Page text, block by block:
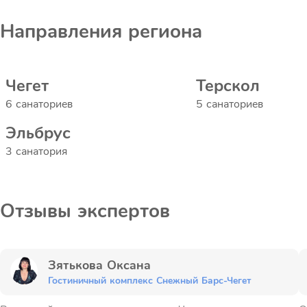
Направления региона
Чегет
6 санаториев
Терскол
5 санаториев
Эльбрус
3 санатория
Отзывы экспертов
Зятькова Оксана
Гостиничный комплекс Снежный Барс-Чегет